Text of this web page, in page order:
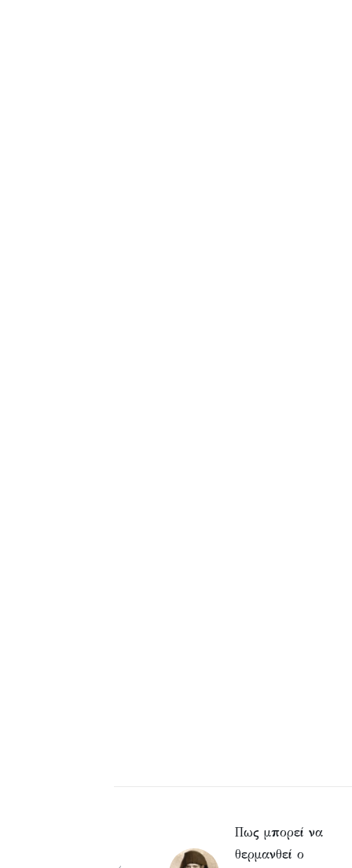
Πως μπορεί να
θερμανθεί ο